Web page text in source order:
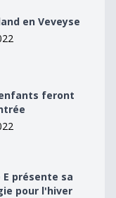
en Veveyse
feront
l&#039;hiver
E présente sa
pour l'hiver